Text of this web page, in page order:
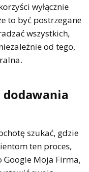
wyłącznie
to być postrzegane
wszystkich,
od tego,
dodawania
szukać, gdzie
ten proces,
Google Moja Firma,